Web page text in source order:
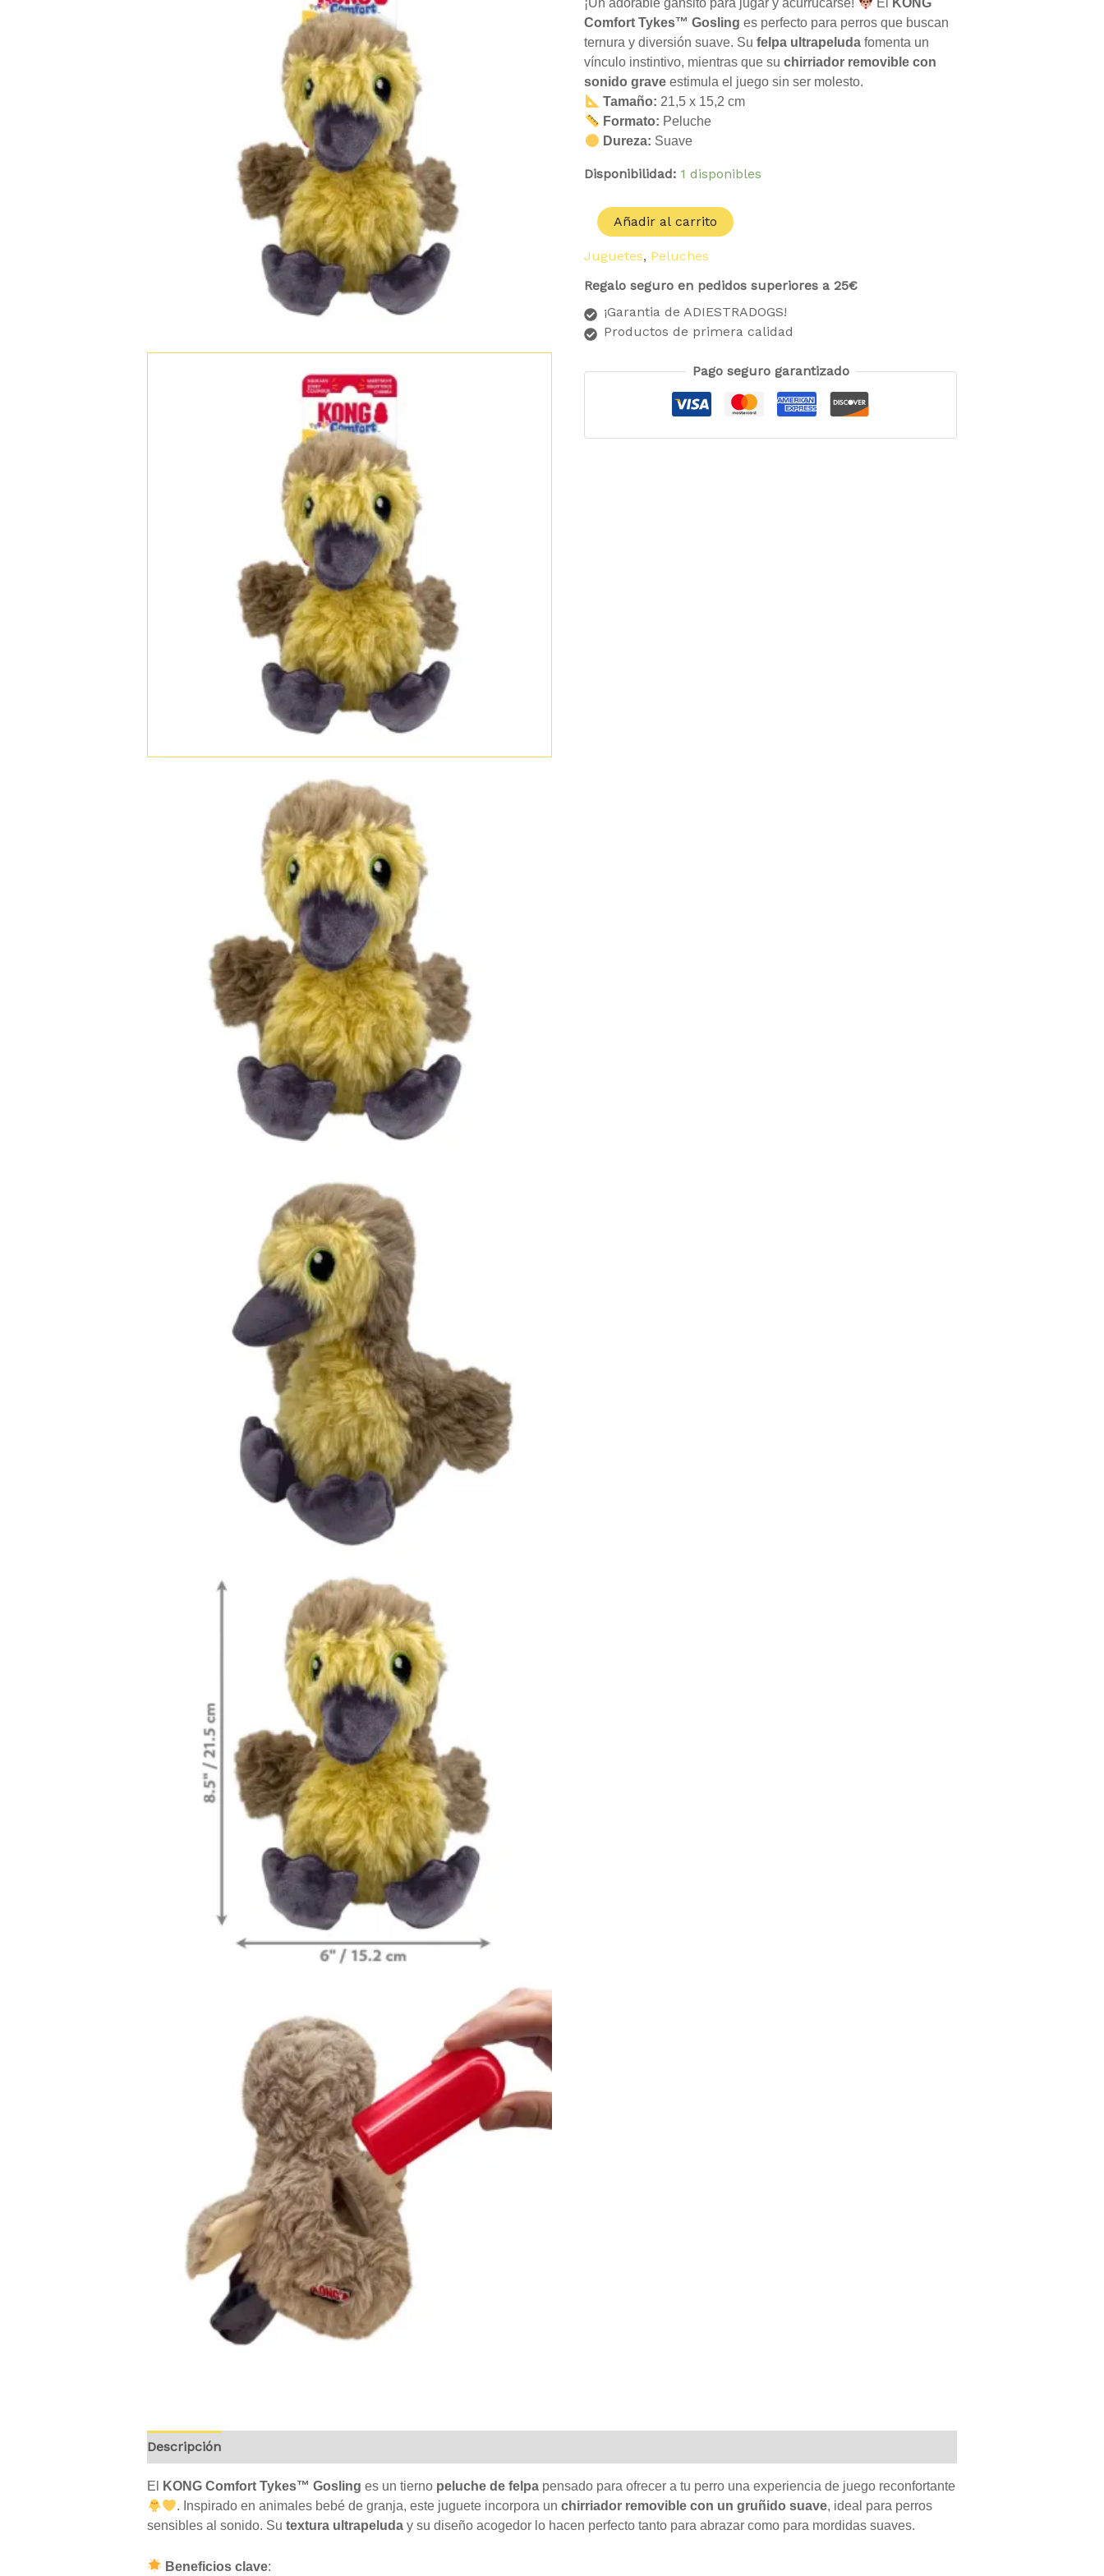
¡Un adorable gansito para jugar y acurrucarse! El
KONG
Comfort Tykes™ Gosling es perfecto para perros que buscan
ternura y diversión suave. Su felpa ultrapeluda fomenta un
vínculo instintivo, mientras que suchirriador removible con
sonido grave estimula el juego sin ser molesto.
Tamaño: 21,5 x 15,2 cm
Formato: Peluche
Dureza: Suave
Disponibilidad: 1 disponibles
cantidad
Añadir al carrito
Juguetes, Peluches
Regalo seguro en pedidos superiores a 25€
¡Garantia de ADIESTRADOGS!
Productos de primera calidad
Pago seguro garantizado
Descripción
El KONG Comfort Tykes™ Gosling es un tierno peluche de felpapensado para ofrecer a tu perro una experiencia de juego reconfortante
. Inspirado en animales bebé de granja, este juguete incorpora un chirriador removible con un gruñido suave, ideal para perros
sensibles al sonido. Su textura ultrapeluday su diseño acogedor lo hacen perfecto tanto para abrazar como para mordidas suaves.
Beneficios clave: